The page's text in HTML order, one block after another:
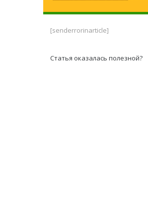
[senderrorinarticle]
Статья оказалась полезной?